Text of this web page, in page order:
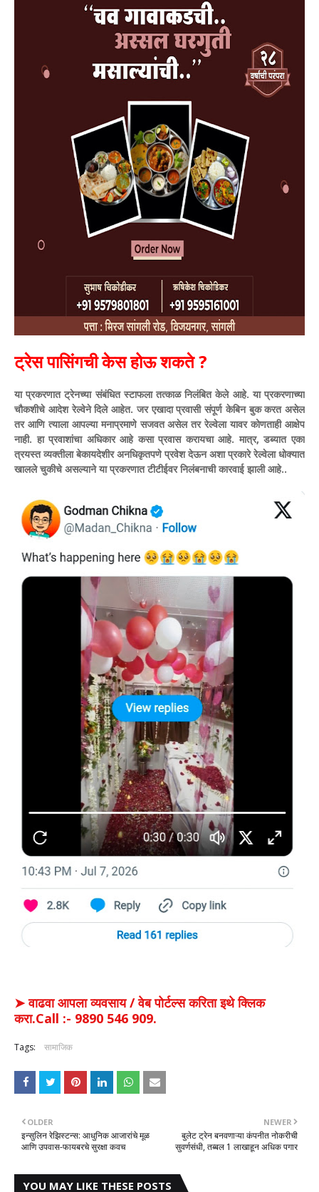
ट्रेस पासिंगची केस होऊ शकते ?
या प्रकरणात ट्रेनच्या संबंधित स्टाफला तत्काळ निलंबित केले आहे. या प्रकरणाच्या
चौकशीचे आदेश रेल्वेने दिले आहेत. जर एखादा प्रवासी संपूर्ण केबिन बुक करत असेल
तर आणि त्याला आपल्या मनाप्रमाणे सजवत असेल तर रेल्वेला यावर कोणताही आक्षेप
नाही. हा प्रवाशांचा अधिकार आहे कसा प्रवास करायचा आहे. मात्र, डब्यात एका
त्रयस्त व्यक्तीला बेकायदेशीर अनधिकृतपणे प्रवेश देऊन अशा प्रकारे रेल्वेला धोक्यात
खालले चुकीचे असल्याने या प्रकरणात टीटीईवर निलंबनाची कारवाई झाली आहे..
➤ वाढवा आपला व्यवसाय / वेब पोर्टल्स करिता इथे क्लिक
करा.Call :- 9890 546 909.
Tags: सामाजिक
NEWER
बुलेट ट्रेन बनवणाऱ्या कंपनीत नोकरीची
सुवर्णसंधी, तब्बल 1 लाखाहून अधिक पगार
OLDER
इन्सुलिन रेझिस्टन्स: आधुनिक आजारांचे मूळ
आणि उपवास-फायबरचे सुरक्षा कवच
YOU MAY LIKE THESE POSTS